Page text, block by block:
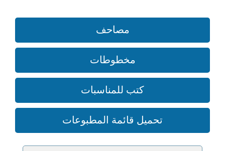
مصاحف
مخطوطات
كتب للمناسبات
تحميل قائمة المطبوعات